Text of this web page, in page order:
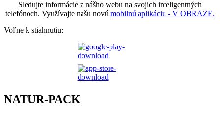
Sledujte informácie z nášho webu na svojich inteligentných
telefónoch. Využívajte našu novú mobilnú aplikáciu - V OBRAZE.
Voľne k stiahnutiu:
NATUR-PACK